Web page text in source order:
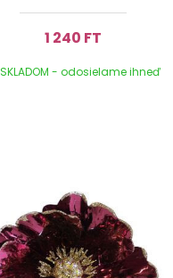
1 240 FT
SKLADOM - odosielame ihneď